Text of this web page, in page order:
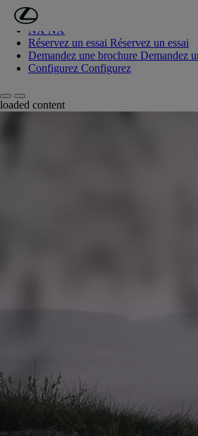
Passer au contenu principal
NX NX
Réservez un essai Réservez un essai
Demandez une brochure Demandez
Configurez Configurez
Défilement vers la gauche
Défilement vers la droite
loaded content